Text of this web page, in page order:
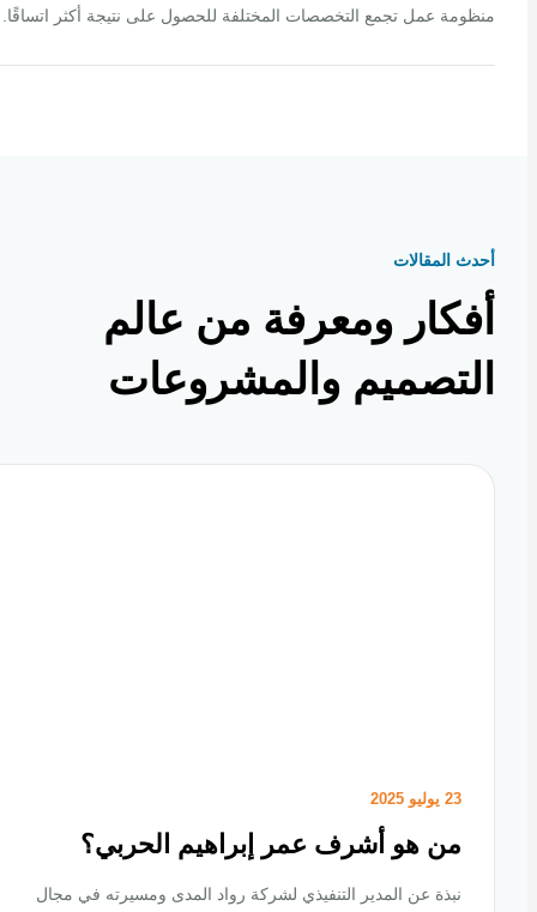
عمل تجمع التخصصات المختلفة للحصول على نتيجة أكثر اتساقًا.
المقالات
ومعرفة من عالم
والمشروعات
من هو أشرف عمر إبراهيم الحربي؟
نبذة عن المدير التنفيذي لشركة رواد المدى ومسيرته في مجال